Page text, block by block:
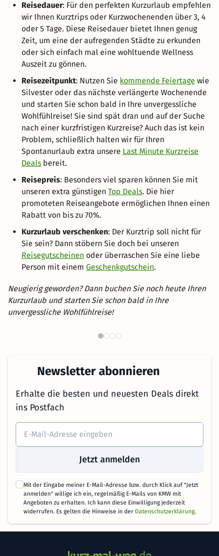
Reisedauer: Für den perfekten Kurzurlaub empfehlen
wir Ihnen Kurztrips oder Kurzwochenenden über 3, 4
oder 5 Tage. Diese Reisedauer bietet Ihnen genug
Zeit, um eine der aufregenden Städte zu erkunden
oder sich einfach mal eine wohltuende Wellness
Auszeit zu gönnen.
Reisezeitpunkt: Nutzen Sie kommende Feiertage wie
Silvester oder das nächste verlängerte Wochenende
und starten Sie schon bald in Ihre unvergessliche
Wohlfühlreise! Sie sind spät dran und auf der Suche
nach einer kurzfristigen Kurzreise? Auch das ist kein
Problem, schließlich halten wir für Ihren
Spontanurlaub extra unsere Last Minute Kurzreise
Deals bereit.
Reisepreis: Besonders viel sparen können Sie mit
unseren extra günstigen Top Deals. Die hier
promoteten Reiseangebote ermöglichen Ihnen einen
Rabatt von bis zu 70%.
Kurzurlaub verschenken: Der Kurztrip soll nicht für
Sie sein? Dann stöbern Sie doch bei unseren
Reisegutscheinen oder überraschen Sie eine liebe
Person mit einem Geschenkgutschein.
Neugierig geworden? Dann buchen Sie noch heute Ihren
Kurzurlaub und starten Sie schon bald in Ihre
unvergessliche Wohlfühlreise!
Newsletter abonnieren
Erhalte die besten und neuesten Deals direkt
ins Postfach
Jetzt anmelden
Mit der Eingabe meiner E-Mail-Adresse bzw. durch Klick auf "Jetzt
anmelden" willige ich ein, regelmäßig E-Mails von KMW mit
Angeboten zu erhalten. Ich kann diese Einwilligung jederzeit
widerrufen. Es gelten die Hinweise in der Datenschutzerklärung.